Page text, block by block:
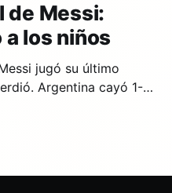
de Messi:
los niños
jugó su último
1-0